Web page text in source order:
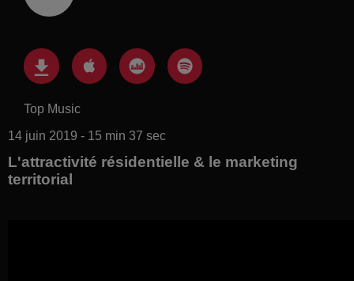
Top Music
14 juin 2019 - 15 min 37 sec
L'attractivité résidentielle & le marketing
territorial